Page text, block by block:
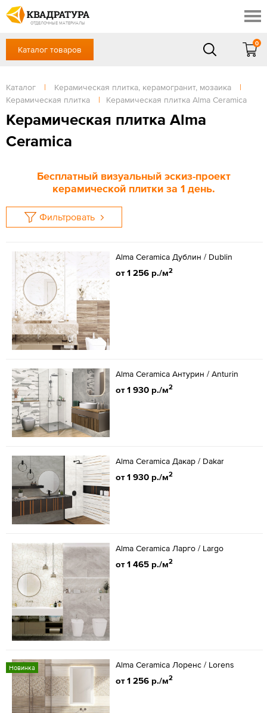
ОТДЕЛОЧНЫЕ МАТЕРИАЛЫ
Профи
Контакты
Доставка и оплата
Выставочный зал
Готовые решения
+7 (383) 209-98-97
Сб, Вс — выходной
ЗАКАЗАТЬ ЗВОНОК
Вход / Регистрация
Каталог товаров
0
Каталог | Керамическая плитка, керамогранит, мозаика
|
Керамическая плитка
| Керамическая плитка Alma Ceramica
Керамическая плитка Alma
Ceramica
Бесплатный визуальный эскиз-проект
керамической плитки за 1 день.
Фильтровать
Alma Ceramica Дублин / Dublin
от 1 256 р./м2
Alma Ceramica Антурин / Anturin
от 1 930 р./м2
Alma Ceramica Дакар / Dakar
от 1 930 р./м2
Alma Ceramica Ларго / Largo
от 1 465 р./м2
Новинка Alma Ceramica Лоренс / Lorens
от 1 256 р./м2